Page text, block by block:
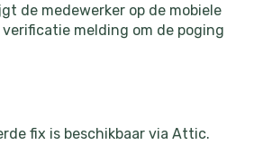
de medewerker op de mobiele
melding om de poging
fix is beschikbaar via Attic.